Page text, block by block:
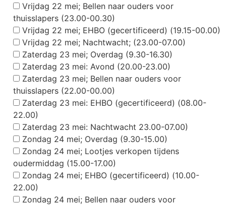
Vrijdag 22 mei; Bellen naar ouders voor
thuisslapers (23.00-00.30)
Vrijdag 22 mei; EHBO (gecertificeerd) (19.15-00.00)
Vrijdag 22 mei; Nachtwacht; (23.00-07.00)
Zaterdag 23 mei; Overdag (9.30-16.30)
Zaterdag 23 mei: Avond (20.00-23.00)
Zaterdag 23 mei; Bellen naar ouders voor
thuisslapers (22.00-00.00)
Zaterdag 23 mei: EHBO (gecertificeerd) (08.00-
22.00)
Zaterdag 23 mei: Nachtwacht 23.00-07.00)
Zondag 24 mei; Overdag (9.30-15.00)
Zondag 24 mei; Lootjes verkopen tijdens
oudermiddag (15.00-17.00)
Zondag 24 mei; EHBO (gecertificeerd) (10.00-
22.00)
Zondag 24 mei; Bellen naar ouders voor